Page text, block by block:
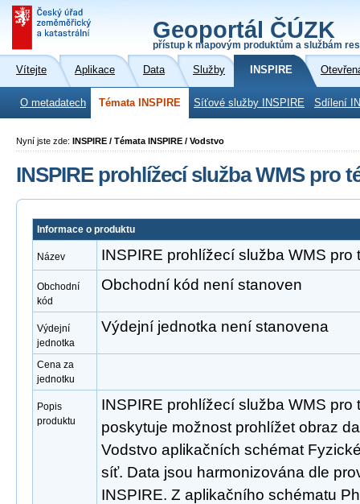
Geoportál ČÚZK
přístup k mapovým produktům a službám
Vítejte Aplikace Data Služby INSPIRE
O metadatech Témata INSPIRE Síťové služby INSPIRE Sdílení
Nyní jste zde: INSPIRE / Témata INSPIRE / Vodstvo
INSPIRE prohlížecí služba WMS pro
Informace o produktu
Název INSPIRE prohlížecí služba WMS pro
Obchodní
kód
Obchodní kód není stanoven
Výdejní
jednotka
Výdejní jednotka není stanovena
Cena za
jednotku
Popis
produktu
INSPIRE prohlížecí služba WMS pro
poskytuje možnost prohlížet obraz
Vodstvo aplikačních schémat
síť. Data jsou harmonizována dle
INSPIRE. Z aplikačního schématu